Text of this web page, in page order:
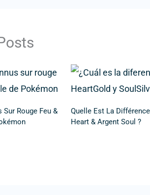
Rouge Feu &
Quelle Est La
Heart & Argent Soul ?